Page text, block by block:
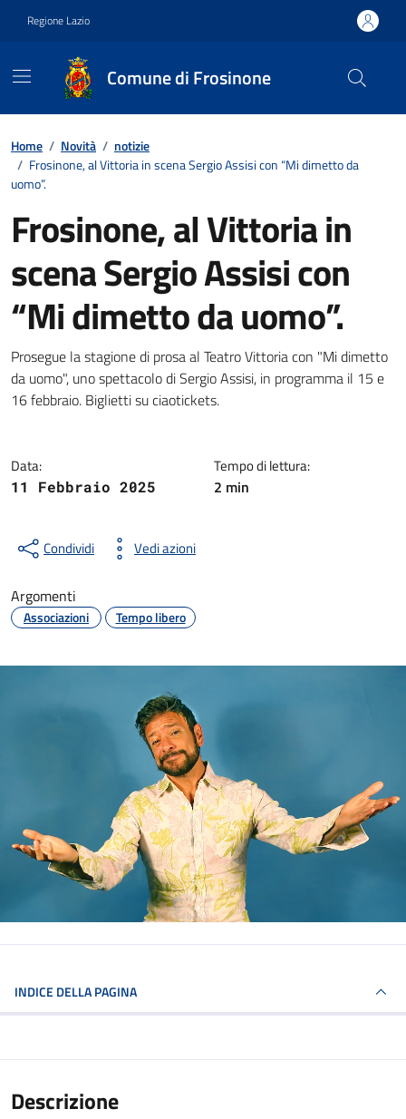
Regione Lazio
Comune di Frosinone
Contenuti in evidenza
Home / Novità / notizie
/ Frosinone, al Vittoria in scena Sergio Assisi con “Mi dimetto da
uomo”.
Frosinone, al Vittoria in
scena Sergio Assisi con
“Mi dimetto da uomo”.
Dettagli della notizia
Prosegue la stagione di prosa al Teatro Vittoria con "Mi dimetto
da uomo", uno spettacolo di Sergio Assisi, in programma il 15 e
16 febbraio. Biglietti su ciaotickets.
Data:
11 Febbraio 2025
Tempo di lettura:
2 min
Condividi Vedi azioni
Argomenti
Associazioni Tempo libero
INDICE DELLA PAGINA
Descrizione